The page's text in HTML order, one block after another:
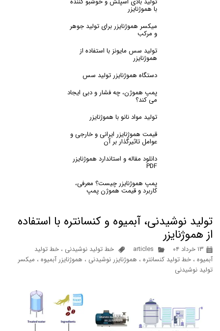
تولید نوشیدنی، آبمیوه و کنسانتره با استفاده
از هموژنایزر
۱۳ خرداد ۰۴ articles خط تولید نوشیدنی ، خط تولید
آبمیوه ، خط تولید کنسانتره ، هموژنایزر نوشیدنی ، هموژنایزر آبمیوه ، میکسر
تولید نوشیدنی
با هموژنایزر
میکسر هموژنایزر برای تولید جوهر
و مرکب
تولید سس مایونز با استفاده از
هموژنایزر
دستگاه هموژنایزر تولید سس
پمپ هموژن، چه فشار و دبی ایجاد
می کند؟
تولید مواد نانو با هموژنایزر
قیمت هموژنایزر ایرانی و خارجی و
عوامل تاثیرگذار بر آن
دانلود مقاله و استاندارد هموژنایزر
PDF
پمپ هموژنایزر چیست؟ معرفی،
کاربرد و قیمت هموژن پمپ